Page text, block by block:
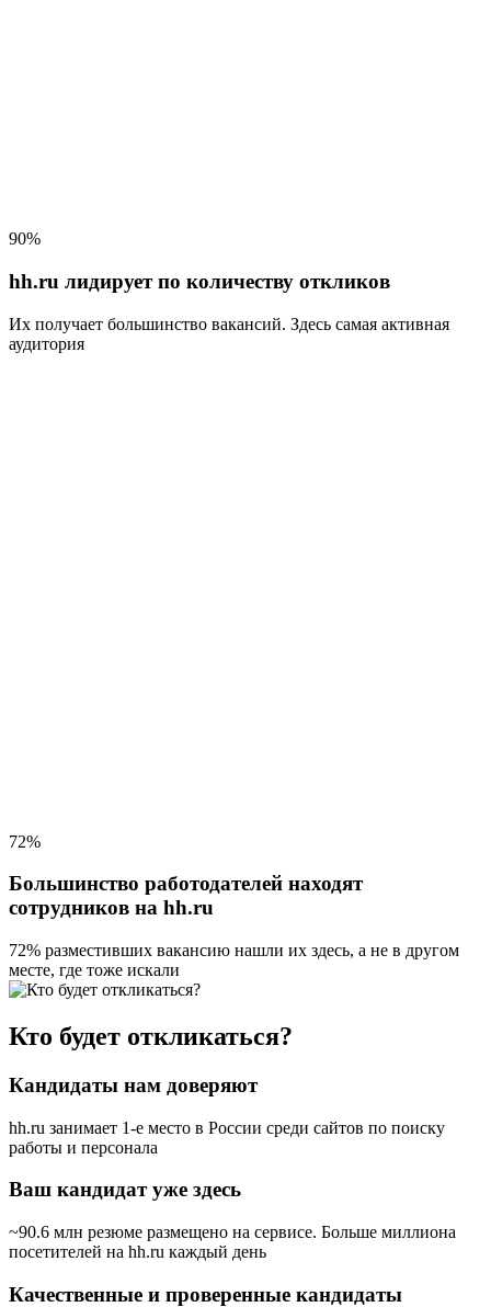
90%
hh.ru лидирует по количеству откликов
Их получает большинство вакансий. Здесь самая активная
аудитория
72%
Большинство работодателей находят
сотрудников на hh.ru
72% разместивших вакансию нашли их здесь, а не в другом
месте, где тоже искали
Кто будет откликаться?
Кандидаты нам доверяют
hh.ru занимает 1-е место в России среди сайтов по поиску
работы и персонала
Ваш кандидат уже здесь
~90.6 млн резюме размещено на сервисе. Больше миллиона
посетителей на hh.ru каждый день
Качественные и проверенные кандидаты